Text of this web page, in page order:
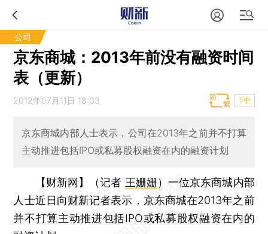
公司
京东商城：2013年前没有融资时间
表（更新）
2012年07月11日 18:03 T中
京东商城内部人士表示，公司在2013年之前并不打算
主动推进包括IPO或私募股权融资在内的融资计划
【财新网】（记者 王姗姗） 一位京东商城内部
人士近日向财新记者表示，京东商城在2013年之前
并不打算主动推进包括IPO或私募股权融资在内的